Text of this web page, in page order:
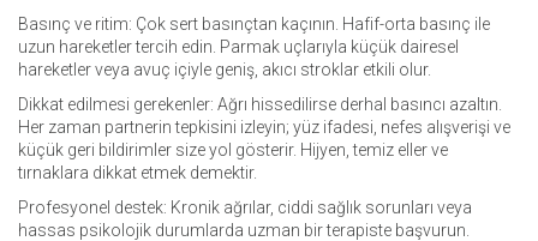
Basınç ve ritim: Çok sert basınçtan kaçının. Hafif-orta basınç ile
uzun hareketler tercih edin. Parmak uçlarıyla küçük dairesel
hareketler veya avuç içiyle geniş, akıcı stroklar etkili olur.
Dikkat edilmesi gerekenler: Ağrı hissedilirse derhal basıncı azaltın.
Her zaman partnerin tepkisini izleyin; yüz ifadesi, nefes alışverişi ve
küçük geri bildirimler size yol gösterir. Hijyen, temiz eller ve
tırnaklara dikkat etmek demektir.
Profesyonel destek: Kronik ağrılar, ciddi sağlık sorunları veya
hassas psikolojik durumlarda uzman bir terapiste başvurun.